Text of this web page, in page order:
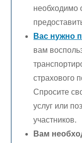
необходимо
Вас нужно
вам
страхового
Спросите
услуг или
участников.
Вам